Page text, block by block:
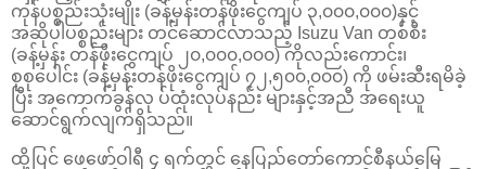
ကုန်ပစ္စည်းသုံးမျိုး (ခန့်မှန်းတန်ဖိုးငွေကျပ် ၃,၀၀၀,၀၀၀)နှင့်
အဆိုပါပစ္စည်းများ တင်ဆောင်လာသည့် Isuzu Van တစ်စီး
(ခန့်မှန်း တန်ဖိုးငွေကျပ် ၂၀,၀၀၀,၀၀၀) ကိုလည်းကောင်း၊
စုစုပေါင်း (ခန့်မှန်းတန်ဖိုးငွေကျပ် ၇၂,၅၀၀,၀၀၀) ကို ဖမ်းဆီးရမိခဲ့
ပြီး အကောက်ခွန်လု ပ်ထုံးလုပ်နည်း များနှင့်အညီ အရေးယူ
ဆောင်ရွက်လျက်ရှိသည်။
ထို့ပြင် ဖေဖော်ဝါရီ ၄ ရက်တွင် နေပြည်တော်ကောင်စီနယ်မြေ